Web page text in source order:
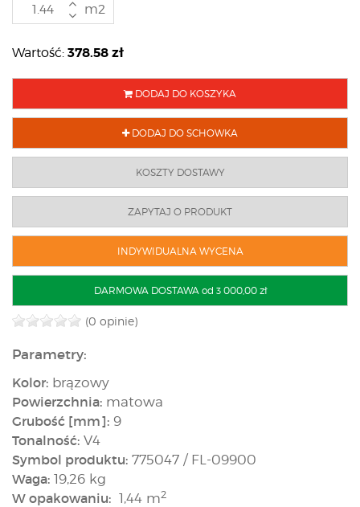
m2
Wartość: 378.58zł
DODAJ DO KOSZYKA
DODAJ DO SCHOWKA
KOSZTY DOSTAWY
ZAPYTAJ O PRODUKT
INDYWIDUALNA WYCENA
DARMOWA DOSTAWA od 3 000,00 zł
(0 opinie)
Parametry:
Kolor: brązowy
Powierzchnia: matowa
Grubość [mm]: 9
Tonalność: V4
Symbol produktu: 775047 / FL-09900
Waga: 19,26 kg
W opakowaniu: 1,44 m2